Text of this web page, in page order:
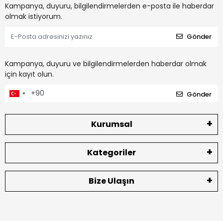
Kampanya, duyuru, bilgilendirmelerden e-posta ile haberdar
olmak istiyorum.
Gönder
Kampanya, duyuru ve bilgilendirmelerden haberdar olmak
için kayıt olun.
Gönder
Kurumsal
Kategoriler
Bize Ulaşın